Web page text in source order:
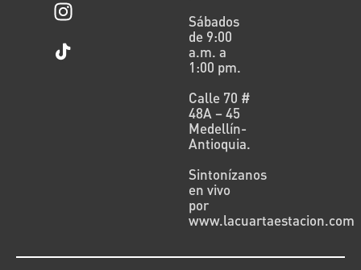
Sábados
de 9:00
a.m. a
1:00 pm.
Calle 70 #
48A – 45
Medellín-
Antioquia.
Sintonízanos
en vivo
por
www.lacuartaestacion.com